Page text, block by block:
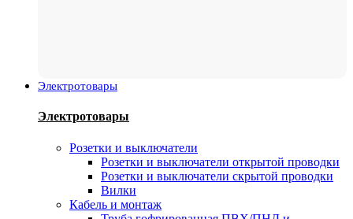
Электротовары
Электротовары
Розетки и выключатели
Розетки и выключатели открытой проводки
Розетки и выключатели скрытой проводки
Вилки
Кабель и монтаж